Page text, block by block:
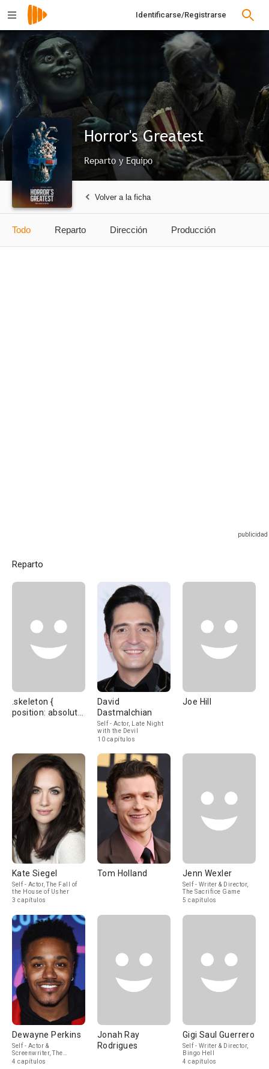
Identificarse/Registrarse
Horror's Greatest
Reparto y Equipo
Volver a la ficha
Todo Reparto Dirección Producción
Reparto
.skeleton {
position: absolute;
wrap: wrap; flex-
wrap: wrap;
padding: 20px
10px; height:
186px;}.skeleton
.line { background-
image: linear-
gradient;
background-size:
calc; a
David
Dastmalchian
Self - Actor, Late Night
with the Devil
10 capítulos
Joe Hill
Kate Siegel
Self - Actor, The Fall of
the House of Usher
3 capítulos
Tom Holland Jenn Wexler
Self - Writer & Director,
The Sacrifice Game
5 capítulos
Dewayne Perkins
Self - Actor &
Screenwriter, The
Blackening
4 capítulos
Jonah Ray
Rodrigues
Gigi Saul Guerrero
Self - Writer & Director,
Bingo Hell
4 capítulos